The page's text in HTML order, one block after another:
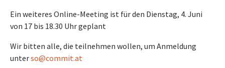
Ein weiteres Online-Meeting ist für den Dienstag, 4. Juni
von 17 bis 18.30 Uhr geplant
Wir bitten alle, die teilnehmen wollen, um Anmeldung
unterso@commit.at